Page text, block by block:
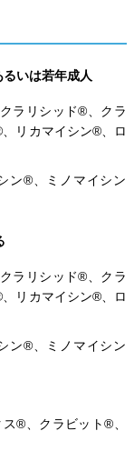
いは若年成人
ラリシッド®、クラ
リカマイシン®、ロ
ン®、ミノマイシン
ラリシッド®、クラ
リカマイシン®、ロ
ン®、ミノマイシン
®、クラビット®、